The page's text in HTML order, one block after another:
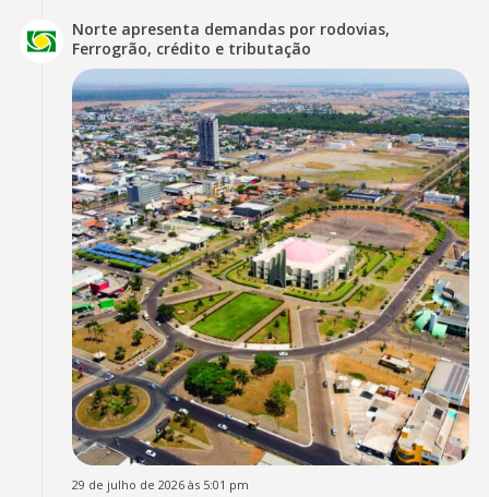
Norte apresenta demandas por rodovias,
Ferrogrão, crédito e tributação
29 de julho de 2026 às 5:01 pm